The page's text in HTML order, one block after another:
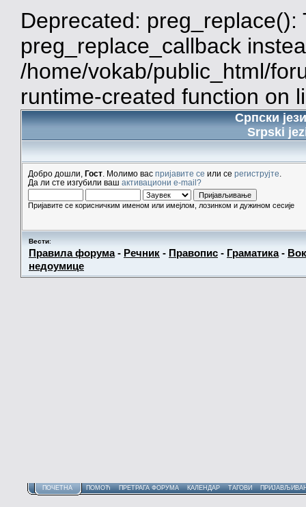
Deprecated:
preg_replace_callback
/home/vokab/public_html/
runtime-created function on
Српски
Srpski
Добро дошли, Гост . Молимо вас пријавите се или се региструјте
Да ли сте изгубили ваш активациони e-mail?
Пријавите се корисничким именом или имејлом, лозинком и дужином сесије
Вести:
Правила форума- Речник - Правопис - Граматика-
недоумице
ПОЧЕТНА ПОМОЋ ПРЕТРАГА ФОРУМА КАЛЕНДАР ТАГОВИ